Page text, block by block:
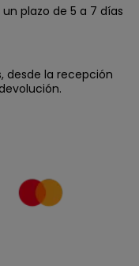
plazo de 5 a 7 días
desde la recepción